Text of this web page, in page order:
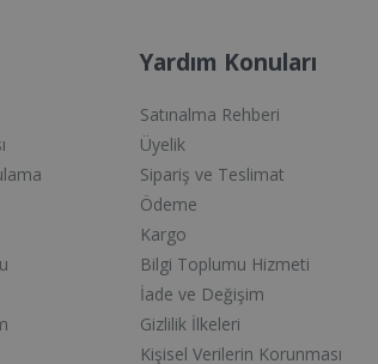
Yardım Konuları
Satınalma Rehberi
Üyelik
Sipariş ve Teslimat
Ödeme
Kargo
Bilgi Toplumu Hizmeti
İade ve Değişim
Gizlilik İlkeleri
Kişisel Verilerin Korunması